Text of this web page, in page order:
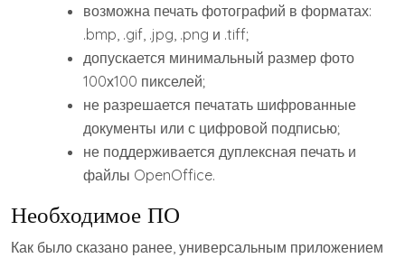
возможна печать фотографий в форматах:
.bmp, .gif, .jpg, .png и .tiff;
допускается минимальный размер фото
100х100 пикселей;
не разрешается печатать шифрованные
документы или с цифровой подписью;
не поддерживается дуплексная печать и
файлы OpenOffice.
Необходимое ПО
Как было сказано ранее, универсальным приложением